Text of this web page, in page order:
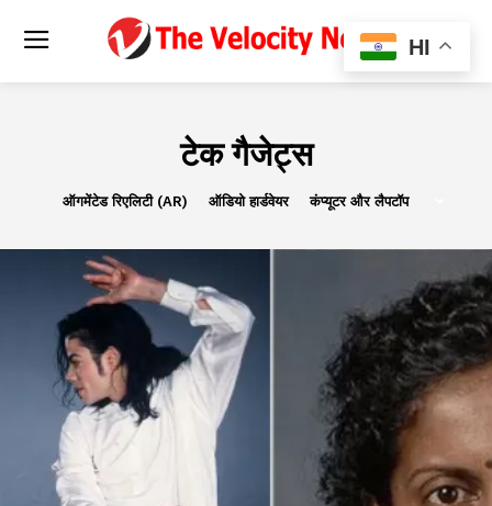
टेक गैजेट्स
ऑगमेंटेड रिएलिटी (AR) ऑडियो हार्डवेयर कंप्यूटर और लैपटॉप
HI